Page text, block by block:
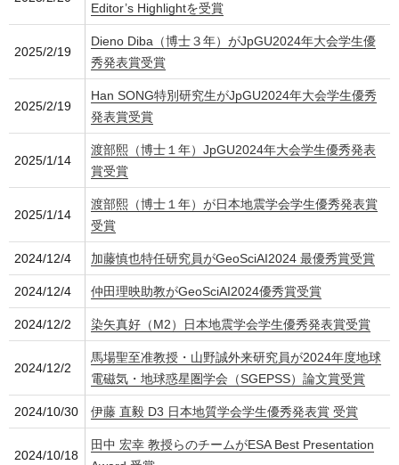
Editor’s Highlightを受賞
2025/2/19
Dieno Diba（博士３年）がJpGU2024年大会学生優
秀発表賞受賞
2025/2/19
Han SONG特別研究生がJpGU2024年大会学生優秀
発表賞受賞
2025/1/14
渡部熙（博士１年）JpGU2024年大会学生優秀発表
賞受賞
2025/1/14
渡部熙（博士１年）が日本地震学会学生優秀発表賞
受賞
2024/12/4 加藤慎也特任研究員がGeoSciAI2024 最優秀賞受賞
2024/12/4 仲田理映助教がGeoSciAI2024優秀賞受賞
2024/12/2 染矢真好（M2）日本地震学会学生優秀発表賞受賞
2024/12/2
馬場聖至准教授・山野誠外来研究員が2024年度地球
電磁気・地球惑星圏学会（SGEPSS）論文賞受賞
2024/10/30 伊藤 直毅 D3 日本地質学会学生優秀発表賞 受賞
2024/10/18
田中 宏幸 教授らのチームがESA Best Presentation